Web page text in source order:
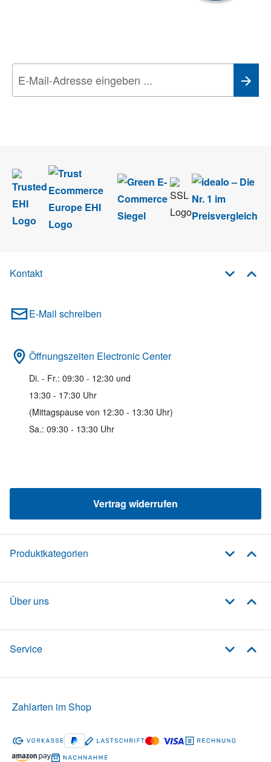
Kontakt
E-Mail schreiben
Öffnungszeiten Electronic Center
Di. - Fr.: 09:30 - 12:30 und
13:30 - 17:30 Uhr
(Mittagspause von 12:30 - 13:30 Uhr)
Sa.: 09:30 - 13:30 Uhr
Vertrag widerrufen
Produktkategorien
Über uns
Service
Zahlarten im Shop